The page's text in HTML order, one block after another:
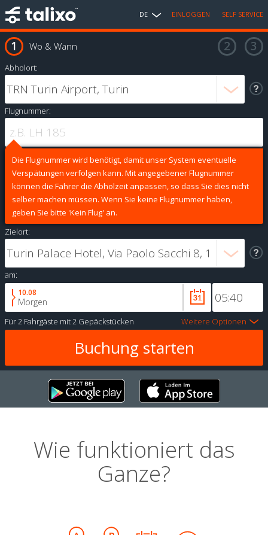
DE EINLOGGEN SELF SERVICE
Wo & Wann
Abholort:
Flugnummer:
Die Flugnummer wird benötigt, damit unser System eventuelle
Verspätungen verfolgen kann. Mit angegebener Flugnummer
können die Fahrer die Abholzeit anpassen, so dass Sie dies nicht
selber machen müssen. Wenn Sie keine Flugnummer haben,
geben Sie bitte 'Kein Flug' an.
Zielort:
am:
10.08
Morgen
Für2 Fahrgäste mit2 Gepäckstücken Weitere Optionen
Wie funktioniert das
Ganze?